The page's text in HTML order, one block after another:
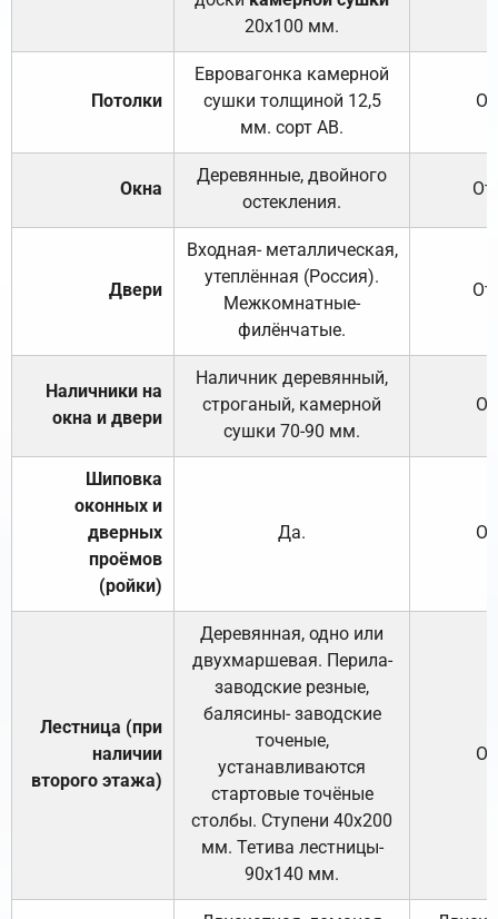
20х100 мм.
Потолки
Евровагонка камерной
сушки толщиной 12,5
мм. сорт АВ.
Окна
Деревянные, двойного
остекления.
Двери
Входная- металлическая,
утеплённая (Россия).
Межкомнатные-
филёнчатые.
Наличники на
окна и двери
Наличник деревянный,
строганый, камерной
сушки 70-90 мм.
Шиповка
оконных и
дверных
проёмов
(ройки)
Да.
Лестница (при
наличии
второго этажа)
Деревянная, одно или
двухмаршевая. Перила-
заводские резные,
балясины- заводские
точеные,
устанавливаются
стартовые точёные
столбы. Ступени 40х200
мм. Тетива лестницы-
90х140 мм.